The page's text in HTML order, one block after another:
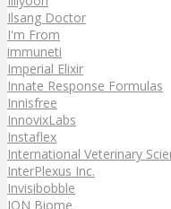
Ilsang Doctor
I'm From
immuneti
Imperial Elixir
Innate Response Formulas
Innisfree
InnovixLabs
Instaflex
International Veterinary
InterPlexus Inc.
Invisibobble
ION Biome